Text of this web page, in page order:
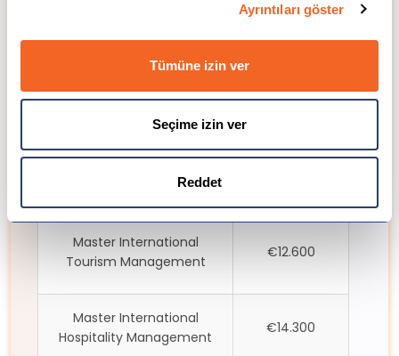
Ayrıntıları göster
Tümüne izin ver
Seçime izin ver
Reddet
MBA in Entrepreneurship &
€18.300
Master International
Tourism Management
€12.600
Master International
Hospitality Management
€14.300